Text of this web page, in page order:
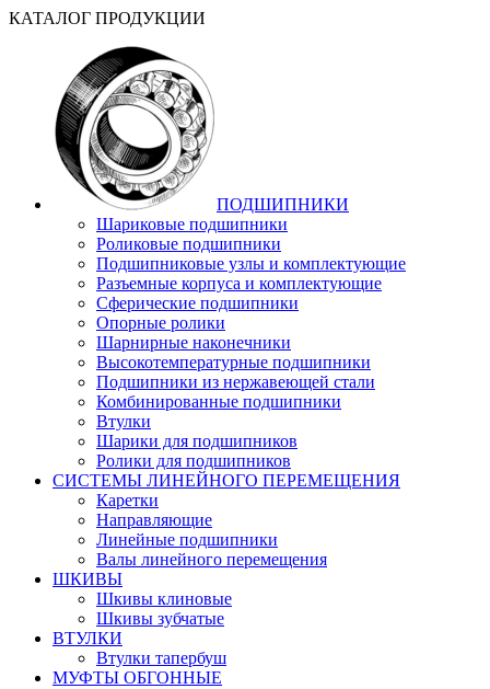
КАТАЛОГ ПРОДУКЦИИ
ПОДШИПНИКИ
Шариковые подшипники
Роликовые подшипники
Подшипниковые узлы и комплектующие
Разъемные корпуса и комплектующие
Сферические подшипники
Опорные ролики
Шарнирные наконечники
Высокотемпературные подшипники
Подшипники из нержавеющей стали
Комбинированные подшипники
Втулки
Шарики для подшипников
Ролики для подшипников
СИСТЕМЫ ЛИНЕЙНОГО ПЕРЕМЕЩЕНИЯ
Каретки
Направляющие
Линейные подшипники
Валы линейного перемещения
ШКИВЫ
Шкивы клиновые
Шкивы зубчатые
ВТУЛКИ
Втулки тапербуш
МУФТЫ ОБГОННЫЕ